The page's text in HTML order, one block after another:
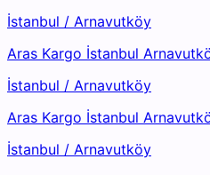
İstanbul / Arnavutköy
Aras Kargo İstanbul
İstanbul / Arnavutköy
Aras Kargo İstanbul
İstanbul / Arnavutköy